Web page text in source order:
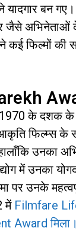
यादगार बन गए।
जैसे अभिनेताओं
कई फिल्मों की
के दशक के
फिल्म्स के
उनका
में उनका
पर उनके
में Filmfare
Award मिला।